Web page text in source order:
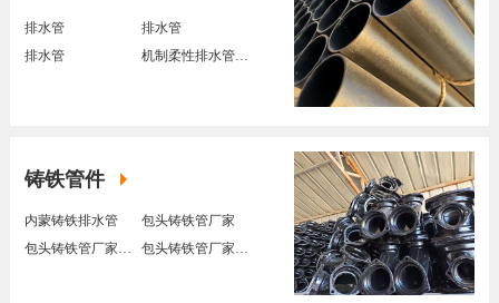
排水管
排水管
排水管
机制柔性排水管厂家
铸铁管件
内蒙铸铁排水管
包头铸铁管厂家